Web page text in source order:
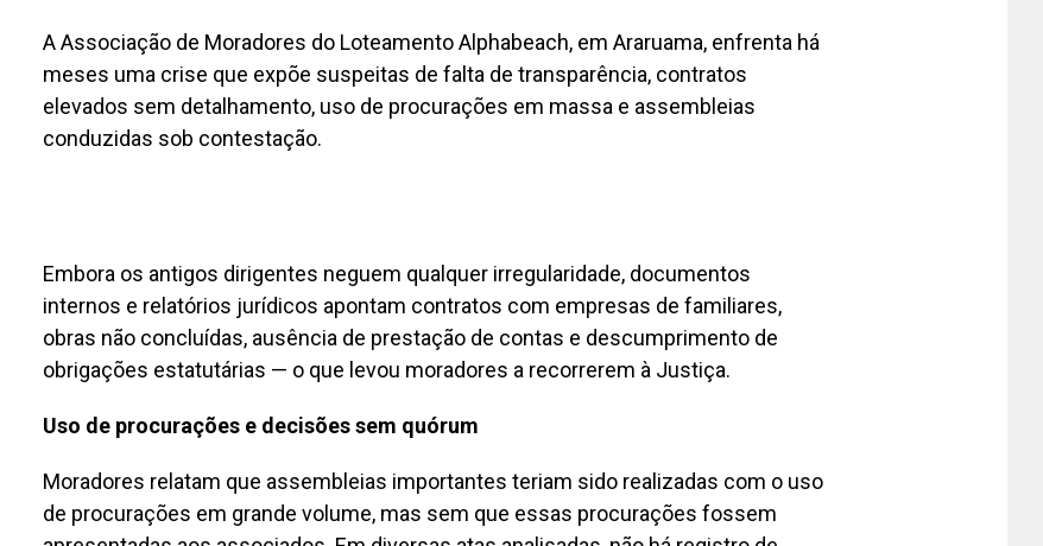
A Associação de Moradores do Loteamento Alphabeach, em Araruama, enfrenta há
meses uma crise que expõe suspeitas de falta de transparência, contratos
elevados sem detalhamento, uso de procurações em massa e assembleias
conduzidas sob contestação.
Embora os antigos dirigentes neguem qualquer irregularidade, documentos
internos e relatórios jurídicos apontam contratos com empresas de familiares,
obras não concluídas, ausência de prestação de contas e descumprimento de
obrigações estatutárias — o que levou moradores a recorrerem à Justiça.
Uso de procurações e decisões sem quórum
Moradores relatam que assembleias importantes teriam sido realizadas com o uso
de procurações em grande volume, mas sem que essas procurações fossem